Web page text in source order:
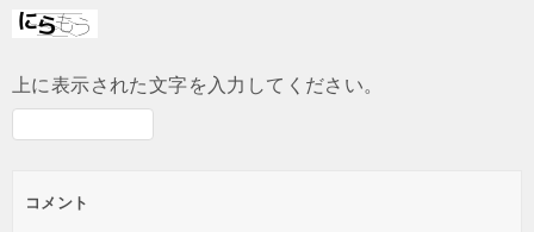
上に表示された文字を入力してください。
コメント